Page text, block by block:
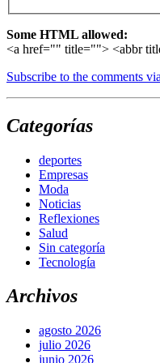
Some HTML allowed:
<a href="" title=""> <abbr
Subscribe to the comments
Categorías
deportes
Empresas
Moda
Noticias
Reflexiones
Salud
Sin categoría
Tecnología
Archivos
agosto 2026
julio 2026
junio 2026